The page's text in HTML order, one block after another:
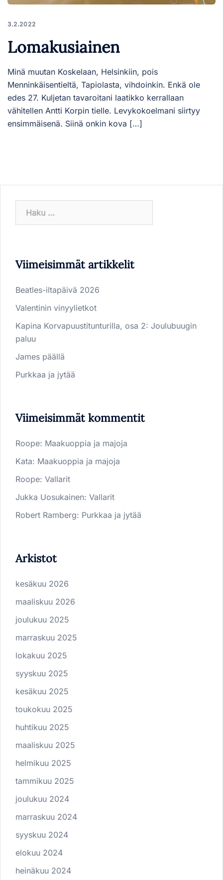
3.2.2022
Lomakusiainen
Minä muutan Koskelaan, Helsinkiin, pois
Menninkäisentieltä, Tapiolasta, vihdoinkin. Enkä ole
edes 27. Kuljetan tavaroitani laatikko kerrallaan
vähitellen Antti Korpin tielle. Levykokoelmani siirtyy
ensimmäisenä. Siinä onkin kova […]
Viimeisimmät artikkelit
Beatles-iltapäivä 2026
Valentinin vinyylietkot
Kapina Korvapuustitunturilla, osa 2: Joulubuugin
paluu
James päällä
Purkkaa ja jytää
Viimeisimmät kommentit
Roope: Maakuoppia ja majoja
Kata: Maakuoppia ja majoja
Roope: Vallarit
Jukka Uosukainen: Vallarit
Robert Ramberg: Purkkaa ja jytää
Arkistot
kesäkuu 2026
maaliskuu 2026
joulukuu 2025
marraskuu 2025
lokakuu 2025
syyskuu 2025
kesäkuu 2025
toukokuu 2025
huhtikuu 2025
maaliskuu 2025
helmikuu 2025
tammikuu 2025
joulukuu 2024
marraskuu 2024
syyskuu 2024
elokuu 2024
heinäkuu 2024